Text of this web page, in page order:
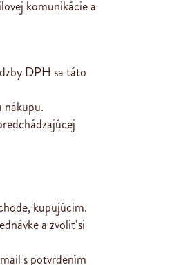
komunikácie a
DPH sa táto
nákupu.
kupujúcim.
a zvoliť si
s potvrdením